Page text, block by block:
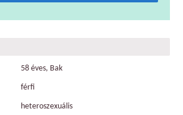
58 éves, Bak
férfi
heteroszexuális